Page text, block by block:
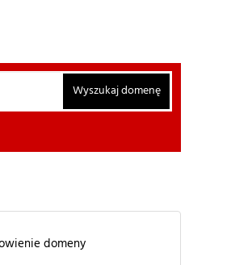
Wyszukaj domenę